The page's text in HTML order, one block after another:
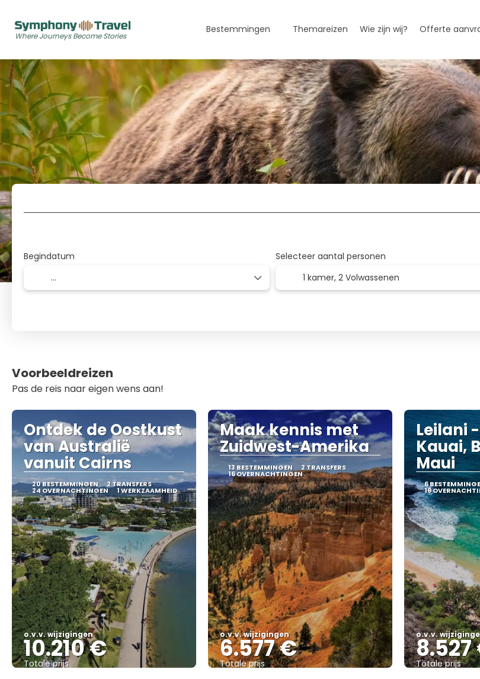
Where Journeys Become Stories
Bestemmingen
Europa
IJsland
Midden-Oosten
Dubai
Caribbean
Bonaire
Azië
Thailand
Bali
Japan
Oceanië«
Nieuw-Zeeland
Cookeilanden
Afrika
Themareizen Wie zijn wij? Offerte
Begindatum
Selecteer aantal personen
1 kamer, 2 Volwassenen
Voorbeeldreizen
Pas de reis naar eigen wens aan!
Ontdek de Oostkust
van Australië
vanuit Cairns
20 BESTEMMINGEN 2 TRANSFERS
24 OVERNACHTINGEN 1 WERKZAAMHEID
o.v.v. wijzigingen
10.210 €
Totale prijs
Maak kennis met
Zuidwest-Amerika
13 BESTEMMINGEN 2 TRANSFERS
16 OVERNACHTINGEN
o.v.v. wijzigingen
6.577 €
Totale prijs
Leilani
Kauai,
Maui
6
19
o.v.v.
Totale prijs